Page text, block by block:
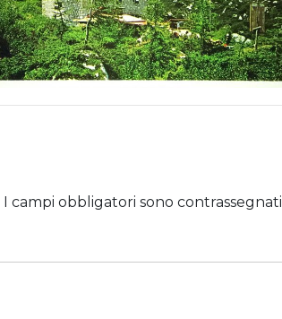
I campi obbligatori sono contrassegnati